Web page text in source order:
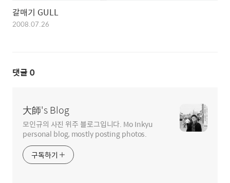
갈매기 GULL
2008.07.26
댓글 0
大師's Blog
모인규의 사진 위주 블로그입니다. Mo Inkyu
personal blog, mostly posting photos.
구독하기